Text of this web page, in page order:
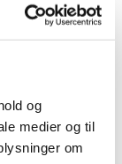
og
medier og til
om
drama.
hvor de
(sa) lære blev
var midt i
Imam